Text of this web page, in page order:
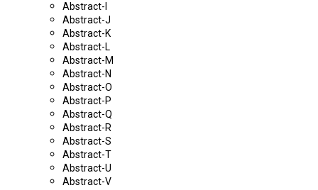
Abstract-I
Abstract-J
Abstract-K
Abstract-L
Abstract-M
Abstract-N
Abstract-O
Abstract-P
Abstract-Q
Abstract-R
Abstract-S
Abstract-T
Abstract-U
Abstract-V